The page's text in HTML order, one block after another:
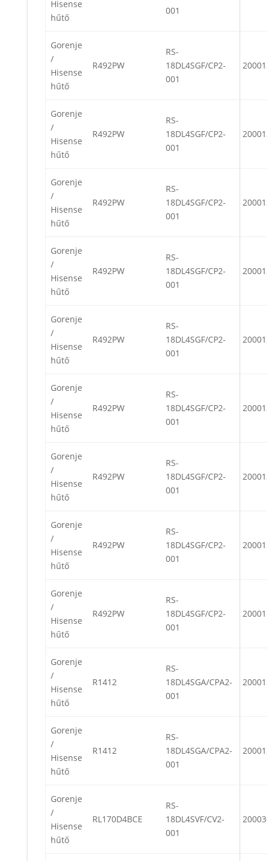
Hisense
hűtő
001
Gorenje
/
Hisense
hűtő
R492PW
RS-
18DL4SGF/CP2-
001
Gorenje
/
Hisense
hűtő
R492PW
RS-
18DL4SGF/CP2-
001
Gorenje
/
Hisense
hűtő
R492PW
RS-
18DL4SGF/CP2-
001
Gorenje
/
Hisense
hűtő
R492PW
RS-
18DL4SGF/CP2-
001
Gorenje
/
Hisense
hűtő
R492PW
RS-
18DL4SGF/CP2-
001
Gorenje
/
Hisense
hűtő
R492PW
RS-
18DL4SGF/CP2-
001
Gorenje
/
Hisense
hűtő
R492PW
RS-
18DL4SGF/CP2-
001
Gorenje
/
Hisense
hűtő
R492PW
RS-
18DL4SGF/CP2-
001
Gorenje
/
Hisense
hűtő
R492PW
RS-
18DL4SGF/CP2-
001
Gorenje
/
Hisense
hűtő
R1412
RS-
18DL4SGA/CPA2-
001
Gorenje
/
Hisense
hűtő
R1412
RS-
18DL4SGA/CPA2-
001
Gorenje
/
Hisense
hűtő
RL170D4BCE
RS-
18DL4SVF/CV2-
001